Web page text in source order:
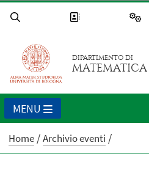
DIPARTIMENTO DI
MATEMATICA
MENU
Home Archivio eventi